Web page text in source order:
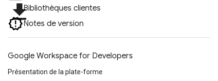
file_downloadBibliothèques clientes
Notes de version
Google Workspace for Developers
Présentation de la plate-forme